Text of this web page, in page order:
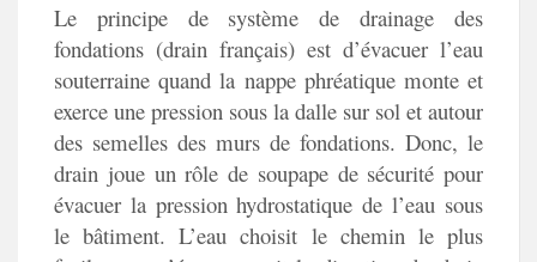
Le principe de système de drainage des
fondations (drain français) est d’évacuer l’eau
souterraine quand la nappe phréatique monte et
exerce une pression sous la dalle sur sol et autour
des semelles des murs de fondations. Donc, le
drain joue un rôle de soupape de sécurité pour
évacuer la pression hydrostatique de l’eau sous
le bâtiment. L’eau choisit le chemin le plus